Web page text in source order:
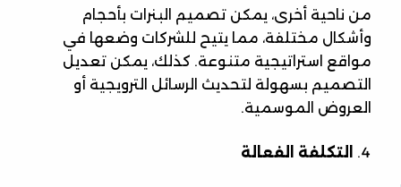
من ناحية أخرى، يمكن تصميم البنرات بأحجام
وأشكال مختلفة، مما يتيح للشركات وضعها في
مواقع استراتيجية متنوعة. كذلك، يمكن تعديل
التصميم بسهولة لتحديث الرسائل الترويجية أو
العروض الموسمية.
التكلفة الفعالة